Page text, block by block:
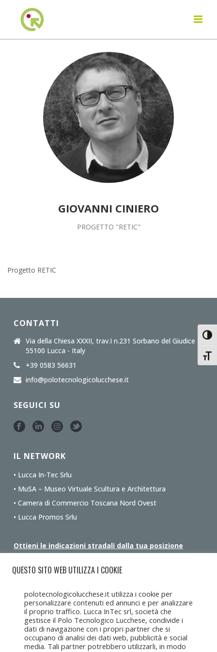
GIOVANNI CINIERO
PROGETTO "RETIC"
Progetto RETIC
CONTATTI
Via della Chiesa XXXII, trav.I n.231 Sorbano del Giudice
55100 Lucca - Italy
+39 0583 56631
info@polotecnologicolucchese.it
SEGUICI SU
IL NETWORK
• Lucca In-Tec Srlu
• MuSA – Museo Virtuale Scultura e Architettura
• Camera di Commercio Toscana Nord Ovest
• Lucca Promos Srlu
Ottieni le indicazioni stradali dalla tua posizione
QUESTO SITO WEB UTILIZZA I COOKIE
polotecnologicolucchese.it utilizza i cookie per
personalizzare contenuti ed annunci e per analizzare
il proprio traffico. Lucca InTec srl, società che
gestisce il Polo Tecnologico Lucchese, condivide i
dati di navigazione con i propri partner che si
occupano di analisi dei dati web, pubblicità e social
media. Tali partner potrebbero utilizzarli, in modo